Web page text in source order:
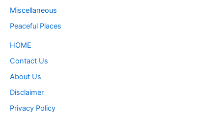
Miscellaneous
Peaceful Places
HOME
Contact Us
About Us
Disclaimer
Privacy Policy